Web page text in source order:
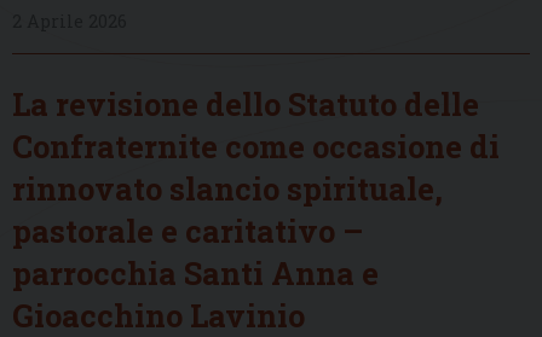
La revisione dello Statuto delle
Confraternite come occasione di
rinnovato slancio spirituale,
pastorale e caritativo –
parrocchia Santi Anna e
Gioacchino Lavinio